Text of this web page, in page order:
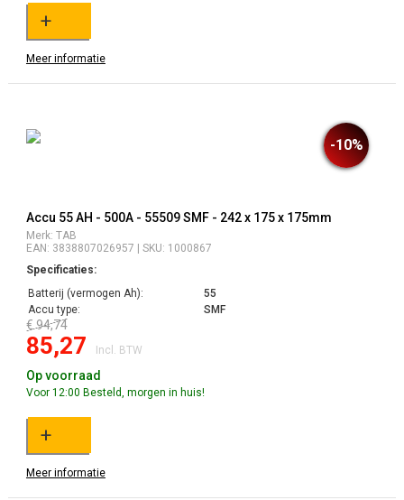
+
Meer informatie
-10%
Accu 55 AH - 500A - 55509 SMF - 242 x 175 x 175mm
Merk: TAB
EAN: 3838807026957 | SKU: 1000867
Specificaties:
Batterij (vermogen Ah):
55
Accu type:
SMF
€ 94,74
85,27 Incl. BTW
Op voorraad
Voor 12:00 Besteld, morgen in huis!
+
Meer informatie